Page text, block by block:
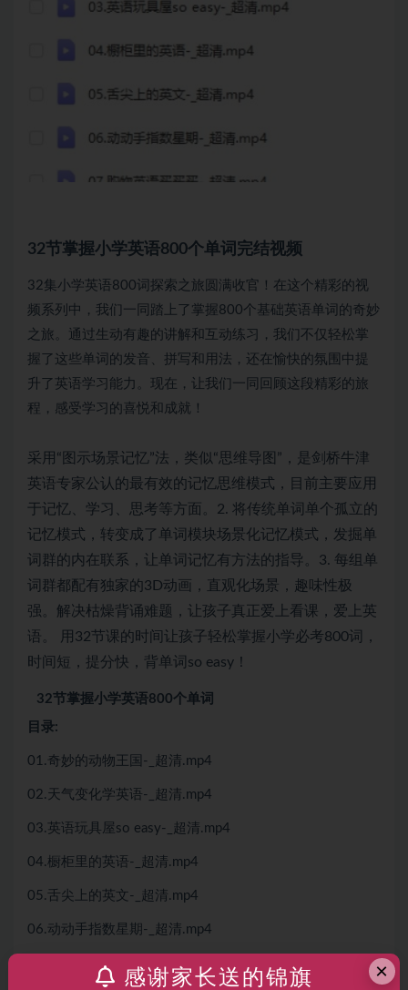
32节掌握小学英语800个单词完结视频
32集小学英语800词探索之旅圆满收官！在这个精彩的视
频系列中，我们一同踏上了掌握800个基础英语单词的奇妙
之旅。通过生动有趣的讲解和互动练习，我们不仅轻松掌
握了这些单词的发音、拼写和用法，还在愉快的氛围中提
升了英语学习能力。现在，让我们一同回顾这段精彩的旅
程，感受学习的喜悦和成就！
采用“图示场景记忆”法，类似“思维导图”，是剑桥牛津
英语专家公认的最有效的记忆思维模式，目前主要应用
于记忆、学习、思考等方面。2. 将传统单词单个孤立的
记忆模式，转变成了单词模块场景化记忆模式，发掘单
词群的内在联系，让单词记忆有方法的指导。3. 每组单
词群都配有独家的3D动画，直观化场景，趣味性极
强。解决枯燥背诵难题，让孩子真正爱上看课，爱上英
语。 用32节课的时间让孩子轻松掌握小学必考800词，
时间短，提分快，背单词so easy！
32节掌握小学英语800个单词
目录:
01.奇妙的动物王国-_超清.mp4
02.天气变化学英语-_超清.mp4
03.英语玩具屋so easy-_超清.mp4
04.橱柜里的英语-_超清.mp4
05.舌尖上的英文-_超清.mp4
06.动动手指数星期-_超清.mp4
07.购物英语买买买-_超清.mp4 ×
感谢家长送的锦旗